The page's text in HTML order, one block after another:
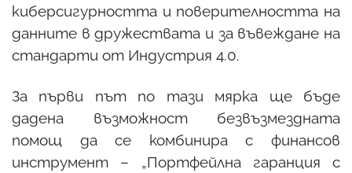
киберсигурността и поверителността на
данните в дружествата и за въвеждане на
стандарти от Индустрия 4.0.
За първи път по тази мярка ще бъде
дадена възможност безвъзмездната
помощ да се комбинира с финансов
инструмент – „Портфейлна гаранция с